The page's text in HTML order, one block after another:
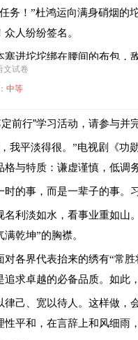
务！”杜鸿运向满身硝烟的
人纷纷签名。
进坨坨绑在腰间的布包，
了。天下起了小雨，北风
来的地皮菜做了锅热汤。
是我昨天好不容易捡到的
，想端走铁锅，谁知不小心
弹撕裂空气的巨响，两枚
身上的泥土，又拍了他几
睁开眼睛，①
只见绑军旗的
石堆，固定住旗杆，然后，
影投到杜鸿运脚下时，杜鸿
烂得恐怖。受伤的杜鸿运拼
的军旗缓缓地从那片纯白中
文试卷
中等
前行”学习活动，请参与并
我平淡得很。”电视剧《功
与特质：谦虚谨慎，低调务
时的事，而是一辈子的事。
名利淡如水，看事业重如
乾坤”的胸襟。
对各界代表抬来的绣有“常
求卓越的必备品质。如此
律己、宽以待人。这样做，
平和，在言辞上和风细雨